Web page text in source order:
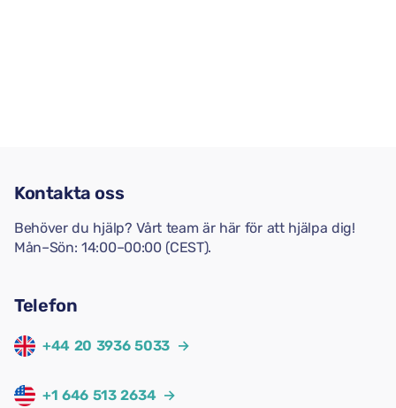
Kontakta oss
Behöver du hjälp? Vårt team är här för att hjälpa dig!
Mån–Sön: 14:00–00:00 (CEST).
Telefon
+44 20 3936 5033 →
+1 646 513 2634 →